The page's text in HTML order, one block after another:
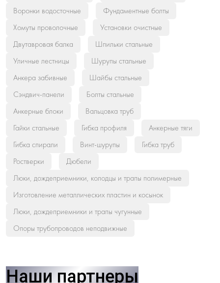
Воронки водосточные
Фундаментные болты
Хомуты проволочные
Установки очистные
Двутавровая балка
Шпильки стальные
Уличные лестницы
Шурупы стальные
Анкера забивные
Шайбы стальные
Сэндвич-панели
Болты стальные
Анкерные блоки
Вальцовка труб
Гайки стальные
Гибка профиля
Анкерные тяги
Гибка спирали
Винт-шурупы
Гибка труб
Ростверки
Дюбели
Люки, дождеприемники, колодцы и трапы полимерные
Изготовление металлических пластин и косынок
Люки, дождеприемники и трапы чугунные
Опоры трубопроводов неподвижные
Наши партнеры